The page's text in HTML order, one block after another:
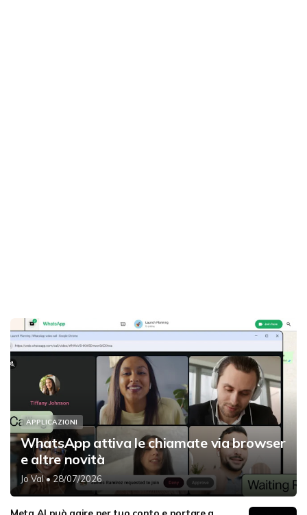
APPLICAZIONI
WhatsApp attiva le chiamate via browser
e altre novità
Jo Val• 28/07/2026